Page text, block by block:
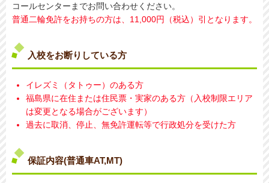
コールセンターまでお問い合わせください。
普通二輪免許をお持ちの方は、11,000円（税込）引となります。
入校をお断りしている方
イレズミ（タトゥー）のある方
福島県に在住または住民票・実家のある方（入校制限エリア
は変更となる場合がございます）
過去に取消、停止、無免許運転等で行政処分を受けた方
保証内容(普通車AT,MT)